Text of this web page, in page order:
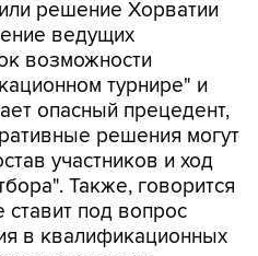
возможности
турнире" и
опасный прецедент,
решения могут
участников и ход
Также, говорится
под вопрос
в квалификационных
всех